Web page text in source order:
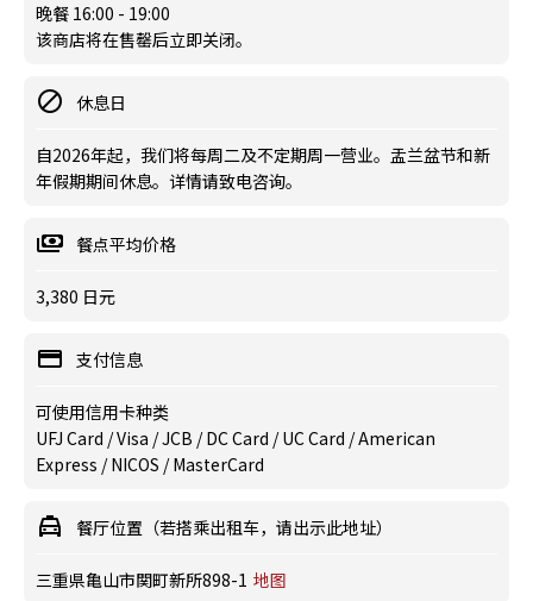
晚餐 16:00 - 19:00
该商店将在售罄后立即关闭。
休息日
自2026年起，我们将每周二及不定期周一营业。盂兰盆节和新
年假期期间休息。详情请致电咨询。
餐点平均价格
3,380 日元
支付信息
可使用信用卡种类
UFJ Card / Visa / JCB / DC Card / UC Card / American
Express / NICOS / MasterCard
餐厅位置（若搭乘出租车，请出示此地址）
三重県亀山市関町新所898-1 地图